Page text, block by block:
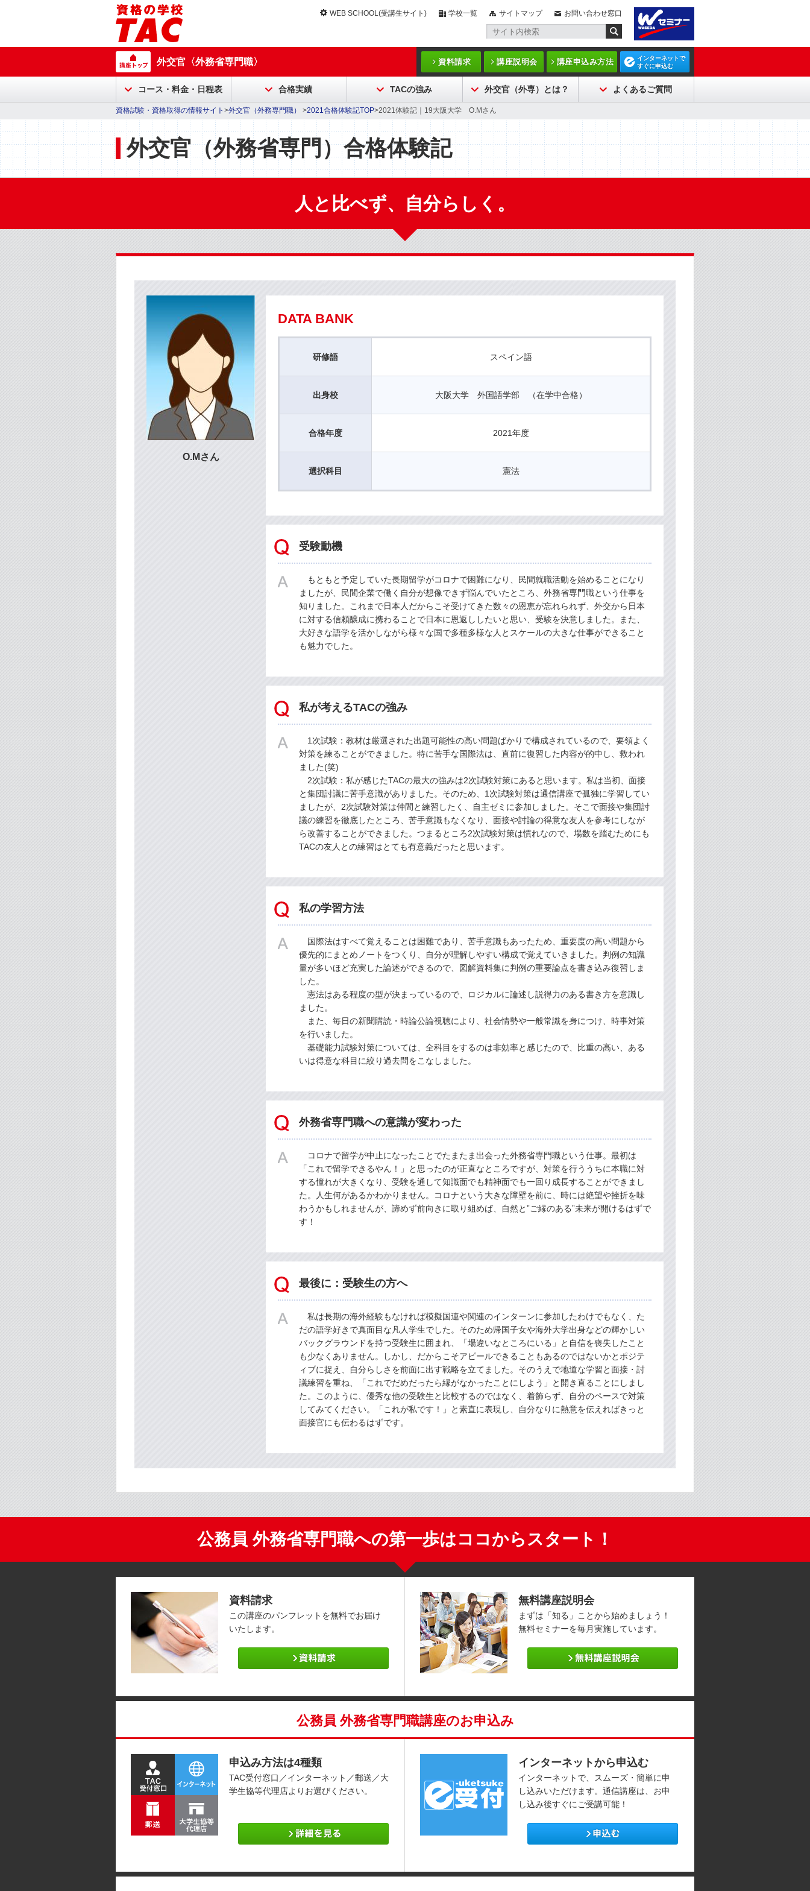
WEB SCHOOL(受講生サイト) 学校一覧 サイトマップ お問い合わせ窓口
外交官〈外務省専門職〉 資料請求 講座説明会 講座申込み方法
インターネットで
すぐに申込む
コース・料金・日程表 合格実績 TACの強み 外交官（外専）とは？ よくあるご質問
資格試験・資格取得の情報サイト >外交官（外務専門職） >2021合格体験記TOP>2021体験記｜19大阪大学 O.Mさん
外交官（外務省専門）合格体験記
人と比べず、自分らしく。
O.Mさん
DATA BANK
研修語 スペイン語
出身校 大阪大学 外国語学部 （在学中合格）
合格年度 2021年度
選択科目 憲法
受験動機
もともと予定していた長期留学がコロナで困難になり、民間就職活動を始めることになり
ましたが、民間企業で働く自分が想像できず悩んでいたところ、外務省専門職という仕事を
知りました。これまで日本人だからこそ受けてきた数々の恩恵が忘れられず、外交から日本
に対する信頼醸成に携わることで日本に恩返ししたいと思い、受験を決意しました。また、
大好きな語学を活かしながら様々な国で多種多様な人とスケールの大きな仕事ができること
も魅力でした。
私が考えるTACの強み
1次試験：教材は厳選された出題可能性の高い問題ばかりで構成されているので、要領よく
対策を練ることができました。特に苦手な国際法は、直前に復習した内容が的中し、救われ
ました(笑)
2次試験：私が感じたTACの最大の強みは2次試験対策にあると思います。私は当初、面接
と集団討議に苦手意識がありました。そのため、1次試験対策は通信講座で孤独に学習してい
ましたが、2次試験対策は仲間と練習したく、自主ゼミに参加しました。そこで面接や集団討
議の練習を徹底したところ、苦手意識もなくなり、面接や討論の得意な友人を参考にしなが
ら改善することができました。つまるところ2次試験対策は慣れなので、場数を踏むためにも
TACの友人との練習はとても有意義だったと思います。
私の学習方法
国際法はすべて覚えることは困難であり、苦手意識もあったため、重要度の高い問題から
優先的にまとめノートをつくり、自分が理解しやすい構成で覚えていきました。判例の知識
量が多いほど充実した論述ができるので、図解資料集に判例の重要論点を書き込み復習しま
した。
憲法はある程度の型が決まっているので、ロジカルに論述し説得力のある書き方を意識し
ました。
また、毎日の新聞購読・時論公論視聴により、社会情勢や一般常識を身につけ、時事対策
を行いました。
基礎能力試験対策については、全科目をするのは非効率と感じたので、比重の高い、ある
いは得意な科目に絞り過去問をこなしました。
外務省専門職への意識が変わった
コロナで留学が中止になったことでたまたま出会った外務省専門職という仕事。最初は
「これで留学できるやん！」と思ったのが正直なところですが、対策を行ううちに本職に対
する憧れが大きくなり、受験を通して知識面でも精神面でも一回り成長することができまし
た。人生何があるかわかりません。コロナという大きな障壁を前に、時には絶望や挫折を味
わうかもしれませんが、諦めず前向きに取り組めば、自然と”ご縁のある”未来が開けるはずで
す！
最後に：受験生の方へ
私は長期の海外経験もなければ模擬国連や関連のインターンに参加したわけでもなく、た
だの語学好きで真面目な凡人学生でした。そのため帰国子女や海外大学出身などの輝かしい
バックグラウンドを持つ受験生に囲まれ、「場違いなところにいる」と自信を喪失したこと
も少なくありません。しかし、だからこそアピールできることもあるのではないかとポジテ
ィブに捉え、自分らしさを前面に出す戦略を立てました。そのうえで地道な学習と面接・討
議練習を重ね、「これでだめだったら縁がなかったことにしよう」と開き直ることにしまし
た。このように、優秀な他の受験生と比較するのではなく、着飾らず、自分のペースで対策
してみてください。「これが私です！」と素直に表現し、自分なりに熱意を伝えればきっと
面接官にも伝わるはずです。
公務員 外務省専門職への第一歩はココからスタート！
資料請求
この講座のパンフレットを無料でお届け
いたします。
無料講座説明会
まずは「知る」ことから始めましょう！
無料セミナーを毎月実施しています。
公務員 外務省専門職講座のお申込み
申込み方法は4種類
TAC受付窓口／インターネット／郵送／大
学生協等代理店よりお選びください。
インターネットから申込む
インターネットで、スムーズ・簡単に申
し込みいただけます。通信講座は、お申
し込み後すぐにご受講可能！